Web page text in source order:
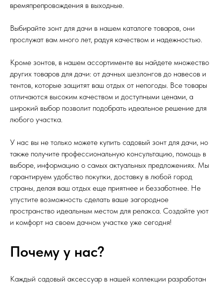
времяпрепровождения в выходные.
Выбирайте зонт для дачи в нашем каталоге товаров, они
прослужат вам много лет, радуя качеством и надежностью.
Кроме зонтов, в нашем ассортименте вы найдете множество
других товаров для дачи: от дачных шезлонгов до навесов и
тентов, которые защитят ваш отдых от непогоды. Все товары
отличаются высоким качеством и доступными ценами, а
широкий выбор позволит подобрать идеальное решение для
любого участка.
У нас вы не только можете купить садовый зонт для дачи, но
также получите профессиональную консультацию, помощь в
выборе, информацию о самых актуальных предложениях. Мы
гарантируем удобство покупки, доставку в любой город
страны, делая ваш отдых еще приятнее и беззаботнее. Не
упустите возможность сделать ваше загородное
пространство идеальным местом для релакса. Создайте уют
и комфорт на своем дачном участке уже сегодня!
Почему у нас?
Каждый садовый аксессуар в нашей коллекции разработан